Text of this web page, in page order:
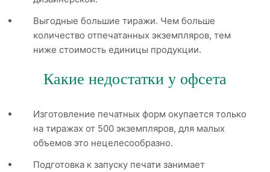
Выгодные большие тиражи. Чем больше
количество отпечатанных экземпляров, тем
ниже стоимость единицы продукции.
Какие недостатки у офсета
Изготовление печатных форм окупается только
на тиражах от 500 экземпляров, для малых
объемов это нецелесообразно.
Подготовка к запуску печати занимает